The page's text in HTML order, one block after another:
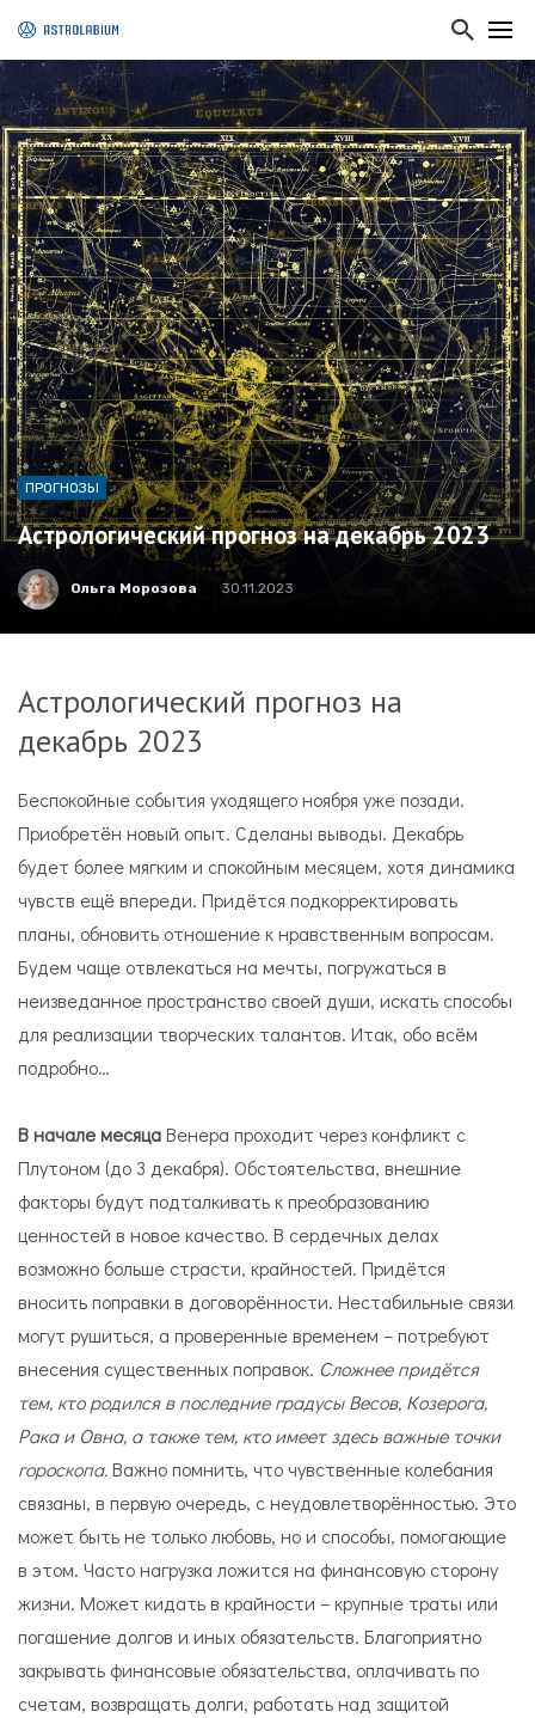
ПРОГНОЗЫ
Астрологический прогноз на декабрь 2023
Ольга Морозова 30.11.2023
Астрологический прогноз на
декабрь 2023
Беспокойные события уходящего ноября уже позади.
Приобретён новый опыт. Сделаны выводы. Декабрь
будет более мягким и спокойным месяцем, хотя динамика
чувств ещё впереди. Придётся подкорректировать
планы, обновить отношение к нравственным вопросам.
Будем чаще отвлекаться на мечты, погружаться в
неизведанное пространство своей души, искать способы
для реализации творческих талантов. Итак, обо всём
подробно…
В начале месяцаВенера проходит через конфликт с
Плутоном (до 3 декабря). Обстоятельства, внешние
факторы будут подталкивать к преобразованию
ценностей в новое качество. В сердечных делах
возможно больше страсти, крайностей. Придётся
вносить поправки в договорённости. Нестабильные связи
могут рушиться, а проверенные временем – потребуют
внесения существенных поправок. Сложнее придётся
тем, кто родился в последние градусы Весов, Козерога,
Рака и Овна, а также тем, кто имеет здесь важные точки
гороскопа.Важно помнить, что чувственные колебания
связаны, в первую очередь, с неудовлетворённостью. Это
может быть не только любовь, но и способы, помогающие
в этом. Часто нагрузка ложится на финансовую сторону
жизни. Может кидать в крайности – крупные траты или
погашение долгов и иных обязательств. Благоприятно
закрывать финансовые обязательства, оплачивать по
счетам, возвращать долги, работать над защитой